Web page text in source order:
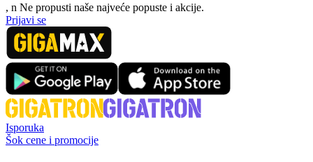
, n Ne propusti naše najveće popuste i akcije.
Prijavi se
Isporuka
Šok cene i promocije